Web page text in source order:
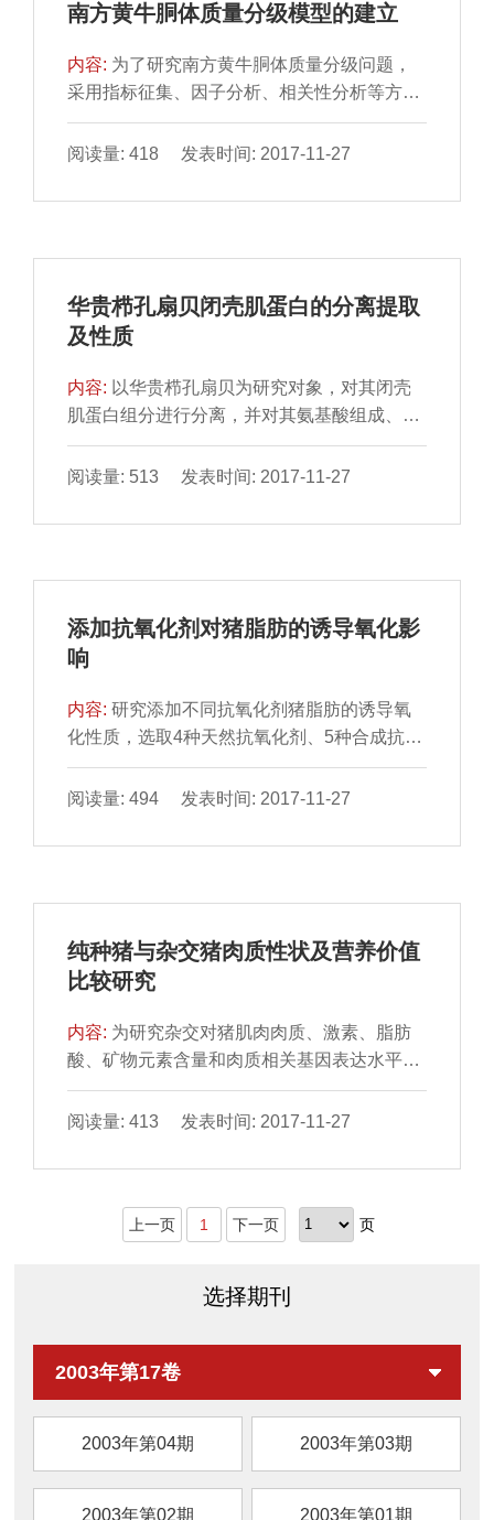
降但差异不显著（P＞0.05）。烤制温度和烤
显著（P＞0.05），对多不饱和脂肪酸影响显
南方黄牛胴体质量分级模型的建立
内容: 为了研究南方黄牛胴体质量分级问题，
采用指标征集、因子分析、相关性分析等方法
对南方黄牛胴体质量分级指标进行分析筛选，
然后对筛选出来的大理石花纹、体型等级、眼
纹（脂肪含量）作为胴体质量分级的指标。结
1类：1.32%≤大理石花纹＜7.36%；第2类：
17.86%≤大理石花纹＜22.43%；第4类：大理
石花纹≥22.43%。
阅读量: 418 发表时间: 2017-11-27
华贵栉孔扇贝闭壳肌蛋白的分离提取
及性质
内容: 以华贵栉孔扇贝为研究对象，对其闭壳
肌蛋白组分进行分离，并对其氨基酸组成、分
子质量分布和热稳定性进行检测分析。结果表
明：新鲜华贵栉孔扇贝闭壳肌中水分、粗蛋白
得到3种组成蛋白，其中肌原纤维蛋白占总蛋
20.50%；氨基酸组成检测表明3种蛋白组分氨
质蛋白中必需氨基酸占氨基酸总量的百分比分
别达到41.52%、38.96%、35.49%；十二烷基
阅读量: 513 发表时间: 2017-11-27
添加抗氧化剂对猪脂肪的诱导氧化影
响
内容:研究添加不同抗氧化剂猪脂肪的诱导氧
化性质，选取4种天然抗氧化剂、5种合成抗氧
化剂和1种抗氧化剂增效剂进行分析，在高温
（温度90℃）和高氧压力（氧气压力0.6
化样品仓内氧气压力的变化来考察猪脂肪的诱
脂肪的氧化诱导期，并对部分抗氧化剂复配对
国家标准限定的使用量下，添加不同抗氧化剂
的诱导氧化时间依次为：丁基羟基茴香醚
2,6
阅读量: 494 发表时间: 2017-11-27
纯种猪与杂交猪肉质性状及营养价值
比较研究
内容: 为研究杂交对猪肌肉肉质、激素、脂肪
酸、矿物元素含量和肉质相关基因表达水平的
影响，实验选取同一饲养条件下，180日龄的
纯种长白猪、纯种约克夏猪及长白猪×约克夏
结果表明：二元杂交猪与长白猪和约克夏猪相
量、多种矿物元素含量和肉质相关基因
其剪切力、水分含量和多不饱和脂肪酸含量显
营养成分含量影响显著，但
阅读量: 413 发表时间: 2017-11-27
上一页 1 下一页 页
选择期刊
2003年第17卷
2003年第04期 2003年第03期
2003年第02期 2003年第01期